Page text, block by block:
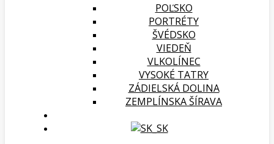
POĽSKO
PORTRÉTY
ŠVÉDSKO
VIEDEŇ
VLKOLÍNEC
VYSOKÉ TATRY
ZÁDIELSKÁ DOLINA
ZEMPLÍNSKA ŠÍRAVA